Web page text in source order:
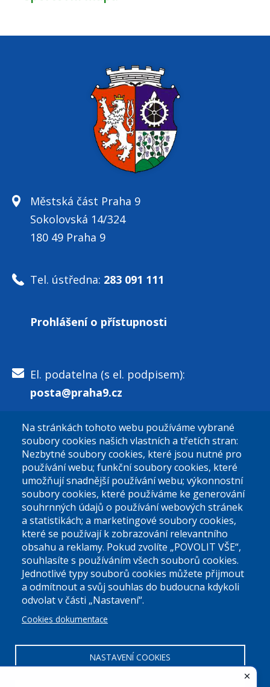
Městská část Praha 9
Sokolovská 14/324
180 49 Praha 9
Tel. ústředna: 283 091 111
Prohlášení o přístupnosti
El. podatelna (s el. podpisem):
posta@praha9.cz
El. podatelna (bez el. podpisu):
podatelna@praha9.cz
Úřední dny:
Po a St: 08.00-12.00; 13.00-18.00
Úřední hodiny
00063894DIČ:CZ00063894
Na stránkách tohoto webu používáme vybrané
soubory cookies našich vlastních a třetích stran:
Nezbytné soubory cookies, které jsou nutné pro
používání webu; funkční soubory cookies, které
umožňují snadnější používání webu; výkonnostní
soubory cookies, které používáme ke generování
souhrnných údajů o používání webových stránek
a statistikách; a marketingové soubory cookies,
které se používají k zobrazování relevantního
obsahu a reklamy. Pokud zvolíte „POVOLIT VŠE“,
souhlasíte s používáním všech souborů cookies.
Jednotlivé typy souborů cookies můžete přijmout
a odmítnout a svůj souhlas do budoucna kdykoli
odvolat v části „Nastavení“.
Cookies dokumentace
NASTAVENÍ COOKIES